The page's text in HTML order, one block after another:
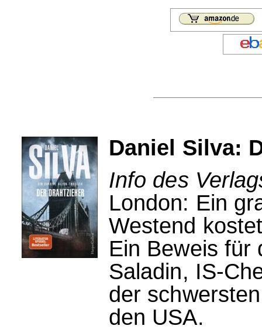
Daniel Silva:
Info des
London: Ein
Westend
Ein Beweis für
Saladin, IS-
der
den USA.